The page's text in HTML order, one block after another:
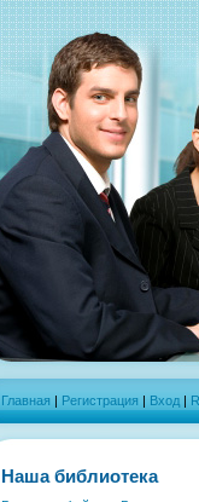
Главная | Регистрация | Вход |
Наша библиотека